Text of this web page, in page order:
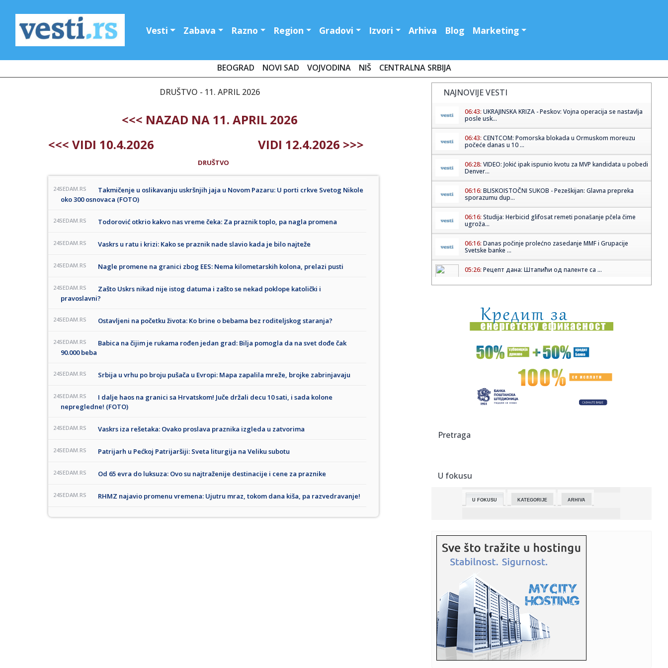
Vesti Zabava Razno Region Gradovi Izvori Arhiva Blog Marketing
BEOGRAD NOVI SAD VOJVODINA NIŠ CENTRALNA SRBIJA
DRUŠTVO - 11. APRIL 2026
<<< NAZAD NA 11. APRIL 2026
<<< VIDI 10.4.2026
VIDI 12.4.2026 >>>
DRUŠTVO
24SEDAM.RS
Takmičenje u oslikavanju uskršnjih jaja u Novom Pazaru: U porti crkve Svetog Nikole
oko 300 osnovaca (FOTO)
24SEDAM.RS Todorović otkrio kakvo nas vreme čeka: Za praznik toplo, pa nagla promena
24SEDAM.RS Vaskrs u ratu i krizi: Kako se praznik nade slavio kada je bilo najteže
24SEDAM.RS Nagle promene na granici zbog EES: Nema kilometarskih kolona, prelazi pusti
24SEDAM.RS
Zašto Uskrs nikad nije istog datuma i zašto se nekad poklope katolički i
pravoslavni?
24SEDAM.RS Ostavljeni na početku života: Ko brine o bebama bez roditeljskog staranja?
24SEDAM.RS
Babica na čijim je rukama rođen jedan grad: Bilja pomogla da na svet dođe čak
90.000 beba
24SEDAM.RS Srbija u vrhu po broju pušača u Evropi: Mapa zapalila mreže, brojke zabrinjavaju
24SEDAM.RS
I dalje haos na granici sa Hrvatskom! Juče držali decu 10 sati, i sada kolone
nepregledne! (FOTO)
24SEDAM.RS Vaskrs iza rešetaka: Ovako proslava praznika izgleda u zatvorima
24SEDAM.RS Patrijarh u Pećkoj Patrijaršiji: Sveta liturgija na Veliku subotu
24SEDAM.RS Od 65 evra do luksuza: Ovo su najtraženije destinacije i cene za praznike
24SEDAM.RS RHMZ najavio promenu vremena: Ujutru mraz, tokom dana kiša, pa razvedravanje!
NAJNOVIJE VESTI
06:43: UKRAJINSKA KRIZA - Peskov: Vojna operacija se nastavlja
posle usk...
06:43: CENTCOM: Pomorska blokada u Ormuskom moreuzu
počeće danas u 10 ...
06:28: VIDEO: Jokić ipak ispunio kvotu za MVP kandidata u pobedi
Denver...
06:16: BLISKOISTOČNI SUKOB - Pezeškijan: Glavna prepreka
sporazumu dup...
06:16: Studija: Herbicid glifosat remeti ponašanje pčela čime
ugroža...
06:16: Danas počinje prolećno zasedanje MMF i Grupacije
Svetske banke ...
05:26: Рецепт дана: Штапићи од паленте са ...
04:52:"Dodir nebesa" (RTV1, 21.25)
03:30:SPC slavi Vaskrsni ponedeljak
Uglavnom suvo vreme, temperatura do 23 stepena
01:31:Nova Zappa barka, 11. april 2026: Geoff Tate – Operation
00:27:
00:27: Dogodilo se na današnji datum, 13. april
00:27:Zelenski čestitao Mađaru pobjedu i poslao poruku Evropi
00:27:Hapoel savladao Makabi, Zvezda samo teoretski može
direktno u pl...
00:25:VIDEO: Test 2026 Volkswagen T-Roc 1.5 eTSI
00:15:Haos u Čačku: Mladić izgubio kontrolu, zakucao se u
parkirana ...
Pretraga
U fokusu
U FOKUSU KATEGORIJE ARHIVA